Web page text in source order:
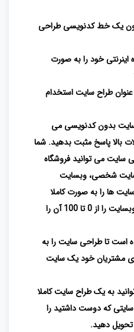
یک خط کدنویسی طراحی
اینرنتی خود را به صورت
طراح سایت استخدام
بدون کدنویسی می
بالا پاسخ مثبت بدهید. شما
سایت می توانید فروشگاه
شخصی، وبسایت
ها را به صورت کاملا
اختصاصی طراحی کنید و یک وبسایت را از 0 تا 100 آن را
است تا طراحی سایت را به
مشتریان خود یک سایت
به یک طراح سایت کاملا
که دوست داشتید را
دهید.